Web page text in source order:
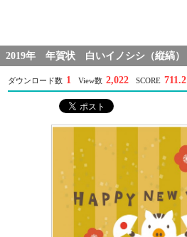
2019年 年賀状 白いイノシシ（縦縞）
ダウンロード数 1 View数 2,022 SCORE 711.2